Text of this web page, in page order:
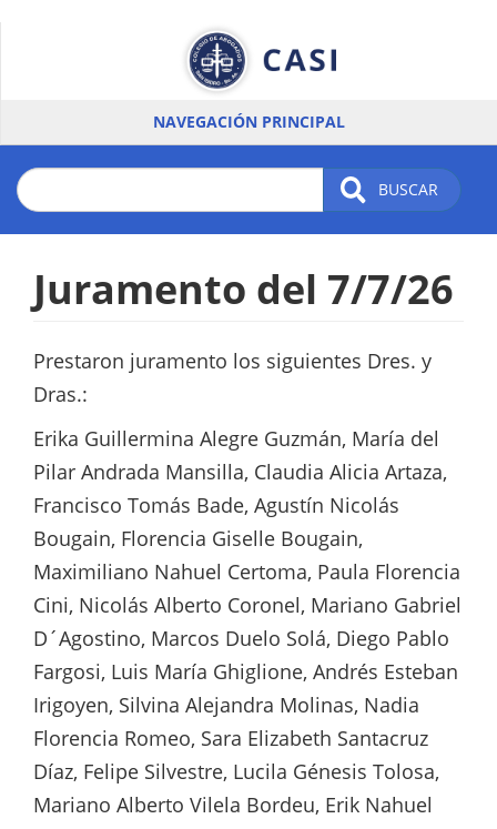
NAVEGACIÓN PRINCIPAL
BUSCAR
Juramento del 7/7/26
Prestaron juramento los siguientes Dres. y
Dras.:
Erika Guillermina Alegre Guzmán, María del
Pilar Andrada Mansilla, Claudia Alicia Artaza,
Francisco Tomás Bade, Agustín Nicolás
Bougain, Florencia Giselle Bougain,
Maximiliano Nahuel Certoma, Paula Florencia
Cini, Nicolás Alberto Coronel, Mariano Gabriel
D´Agostino, Marcos Duelo Solá, Diego Pablo
Fargosi, Luis María Ghiglione, Andrés Esteban
Irigoyen, Silvina Alejandra Molinas, Nadia
Florencia Romeo, Sara Elizabeth Santacruz
Díaz, Felipe Silvestre, Lucila Génesis Tolosa,
Mariano Alberto Vilela Bordeu, Erik Nahuel